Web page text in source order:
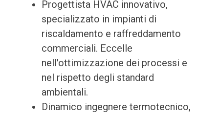
Progettista HVAC innovativo,
specializzato in impianti di
riscaldamento e raffreddamento
commerciali. Eccelle
nell'ottimizzazione dei processi e
nel rispetto degli standard
ambientali.
Dinamico ingegnere termotecnico,